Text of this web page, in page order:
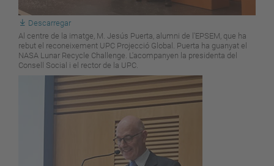
Descarregar
Al centre de la imatge, M. Jesús Puerta, alumni de l'EPSEM, que ha
rebut el reconeixement UPC Projecció Global. Puerta ha guanyat el
NASA Lunar Recycle Challenge. L'acompanyen la presidenta del
Consell Social i el rector de la UPC.